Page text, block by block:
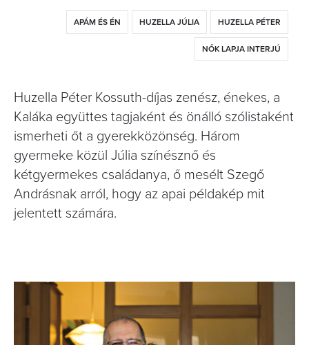
APÁM ÉS ÉN HUZELLA JÚLIA HUZELLA PÉTER
NŐK LAPJA INTERJÚ
Huzella Péter Kossuth-díjas zenész, énekes, a
Kaláka együttes tagjaként és önálló szólistaként
ismerheti őt a gyerekközönség. Három
gyermeke közül Júlia színésznő és
kétgyermekes családanya, ő mesélt Szegő
Andrásnak arról, hogy az apai példakép mit
jelentett számára.